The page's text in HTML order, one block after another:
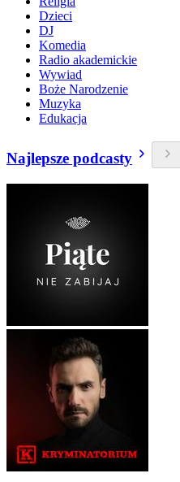
Dzieci
DJ
Komedia
Radio akademickie
Wywiad
Boże Narodzenie
Muzyka
Edukacja
Najlepsze podcasty